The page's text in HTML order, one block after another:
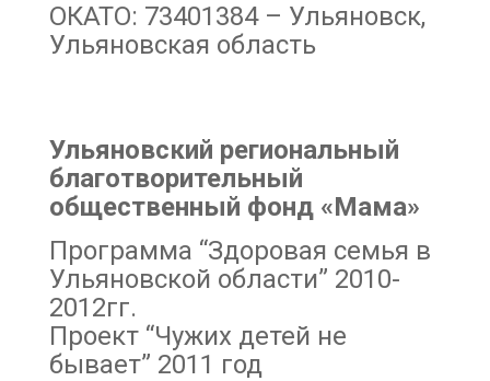
ОКАТО: 73401384 – Ульяновск,
Ульяновская область
Ульяновский региональный
благотворительный
общественный фонд «Мама»
Программа “Здоровая семья в
Ульяновской области” 2010-
2012гг.
Проект “Чужих детей не
бывает” 2011 год